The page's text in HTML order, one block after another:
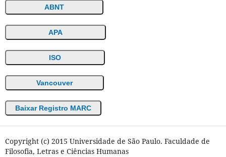
ABNT
APA
ISO
Vancouver
Baixar Registro MARC
Copyright (c) 2015 Universidade de São Paulo. Faculdade de
Filosofia, Letras e Ciências Humanas